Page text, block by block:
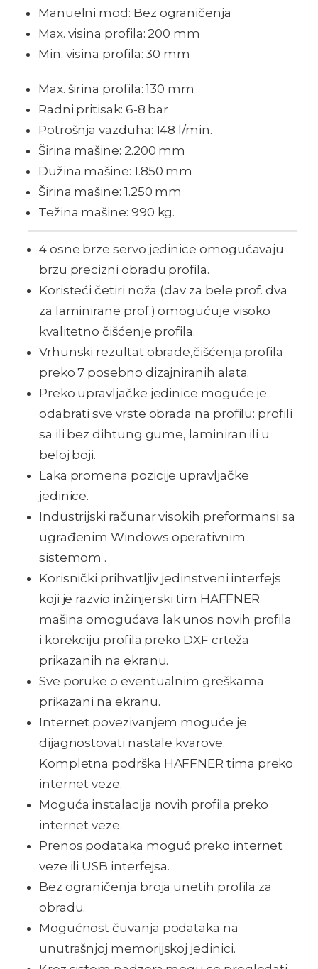
Manuelni mod: Bez ograničenja
Max. visina profila: 200 mm
Min. visina profila: 30 mm
Max. širina profila: 130 mm
Radni pritisak: 6-8 bar
Potrošnja vazduha: 148 l/min.
Širina mašine: 2.200 mm
Dužina mašine: 1.850 mm
Širina mašine: 1.250 mm
Težina mašine: 990 kg.
4 osne brze servo jedinice omogućavaju
brzu precizni obradu profila.
Koristeći četiri noža (dav za bele prof. dva
za laminirane prof.) omogućuje visoko
kvalitetno čišćenje profila.
Vrhunski rezultat obrade,čišćenja profila
preko 7 posebno dizajniranih alata.
Preko upravljačke jedinice moguće je
odabrati sve vrste obrada na profilu: profili
sa ili bez dihtung gume, laminiran ili u
beloj boji.
Laka promena pozicije upravljačke
jedinice.
Industrijski računar visokih preformansi sa
ugrađenim Windows operativnim
sistemom .
Korisnički prihvatljiv jedinstveni interfejs
koji je razvio inžinjerski tim HAFFNER
mašina omogućava lak unos novih profila
i korekciju profila preko DXF crteža
prikazanih na ekranu.
Sve poruke o eventualnim greškama
prikazani na ekranu.
Internet povezivanjem moguće je
dijagnostovati nastale kvarove.
Kompletna podrška HAFFNER tima preko
internet veze.
Moguća instalacija novih profila preko
internet veze.
Prenos podataka moguć preko internet
veze ili USB interfejsa.
Bez ograničenja broja unetih profila za
obradu.
Mogućnost čuvanja podataka na
unutrašnjoj memorijskoj jedinici.